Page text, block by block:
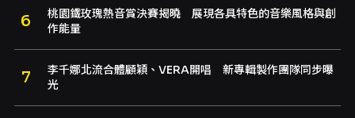
桃園鐵玫瑰熱音賞決賽揭曉 展現各具特色的音樂風格與創
作能量
李千娜北流合體顧穎、VERA開唱 新專輯製作團隊同步曝
光